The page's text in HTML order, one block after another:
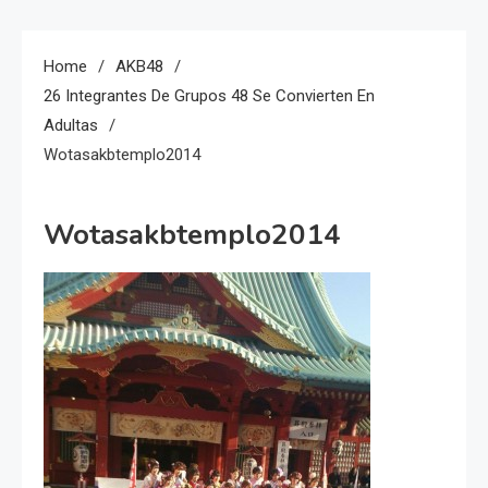
Home
AKB48
26 Integrantes De Grupos 48 Se Convierten En
Adultas
Wotasakbtemplo2014
Wotasakbtemplo2014